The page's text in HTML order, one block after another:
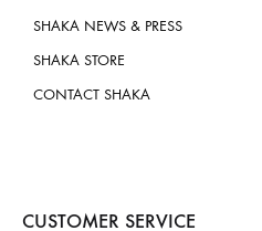
SHAKA NEWS & PRESS
SHAKA STORE
CONTACT SHAKA
CUSTOMER SERVICE